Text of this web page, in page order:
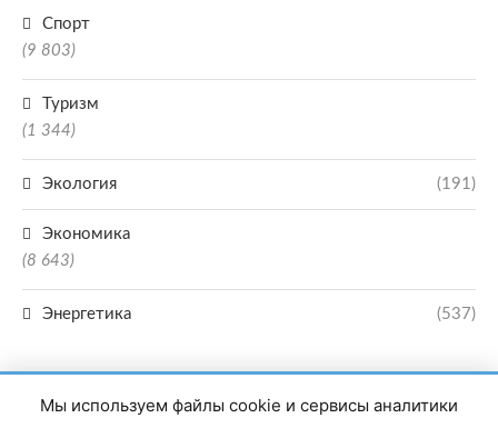
Спорт
(9 803)
Туризм
(1 344)
Экология (191)
Экономика
(8 643)
Энергетика (537)
Мы используем файлы cookie и сервисы аналитики